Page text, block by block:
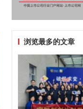
浏览最多的文章